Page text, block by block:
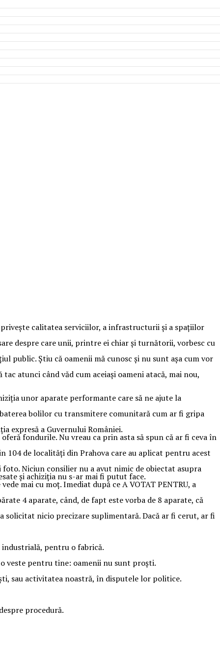
calitatea serviciilor, a infrastructurii și a spațiilor
despre care unii, printre ei chiar și turnătorii, vorbesc cu
public. Știu că oamenii mă cunosc și nu sunt așa cum vor
atunci când văd cum aceiași oameni atacă, mai nou,
unor aparate performante care să ne ajute la
bolilor cu transmitere comunitară cum ar fi gripa
expresă a Guvernului României.
fondurile. Nu vreau ca prin asta să spun că ar fi ceva în
104 de localități din Prahova care au aplicat pentru acest
Niciun consilier nu a avut nimic de obiectat asupra
și achiziția nu s-ar mai fi putut face.
mai cu moț. Imediat după ce A VOTAT PENTRU, a
4 aparate, când, de fapt este vorba de 8 aparate, că
a solicitat nicio precizare suplimentară. Dacă ar fi cerut, ar fi
industrială, pentru o fabrică.
veste pentru tine: oamenii nu sunt proști.
sau activitatea noastră, în disputele lor politice.
procedură.